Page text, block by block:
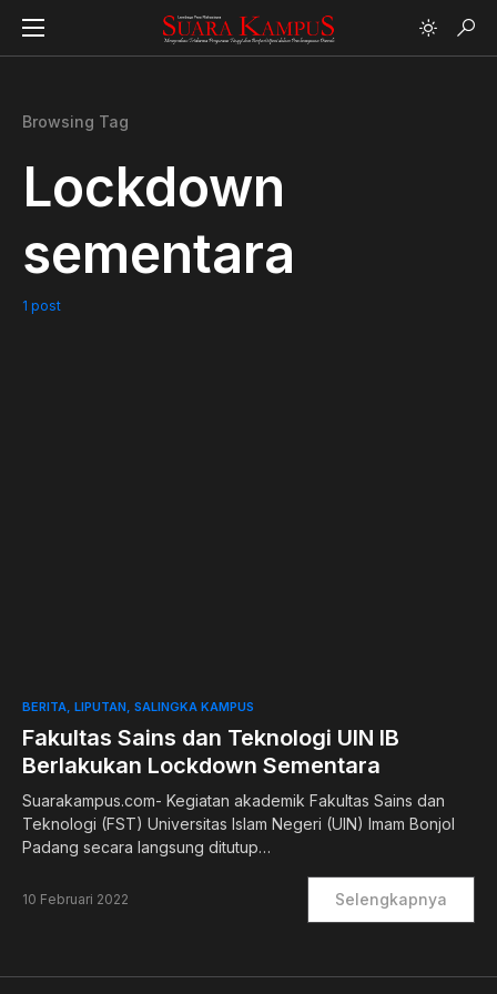
Browsing Tag
Lockdown
sementara
1 post
BERITA LIPUTAN SALINGKA KAMPUS
Fakultas Sains dan Teknologi UIN IB
Berlakukan Lockdown Sementara
Suarakampus.com- Kegiatan akademik Fakultas Sains dan
Teknologi (FST) Universitas Islam Negeri (UIN) Imam Bonjol
Padang secara langsung ditutup…
10 Februari 2022 Selengkapnya